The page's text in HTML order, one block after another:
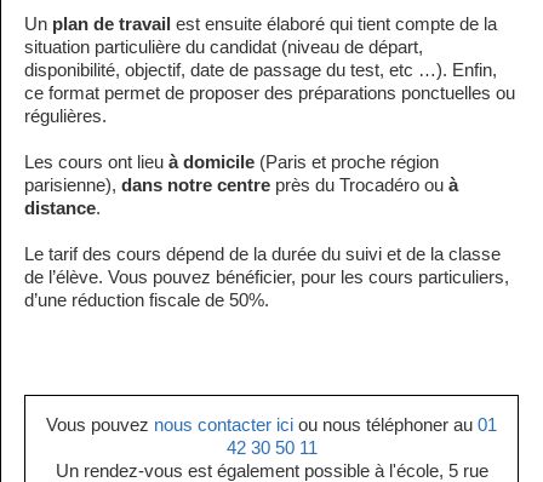
Un plan de travail est ensuite élaboré qui tient compte de la
situation particulière du candidat (niveau de départ,
disponibilité, objectif, date de passage du test, etc …). Enfin,
ce format permet de proposer des préparations ponctuelles ou
régulières.
Les cours ont lieu à domicile (Paris et proche région
parisienne), dans notre centre près du Trocadéro ou à
distance.
Le tarif des cours dépend de la durée du suivi et de la classe
de l’élève. Vous pouvez bénéficier, pour les cours particuliers,
d’une réduction fiscale de 50%.
Vous pouvez nous contacter ici ou nous téléphoner au 01
42 30 50 11
Un rendez-vous est également possible à l'école, 5 rue